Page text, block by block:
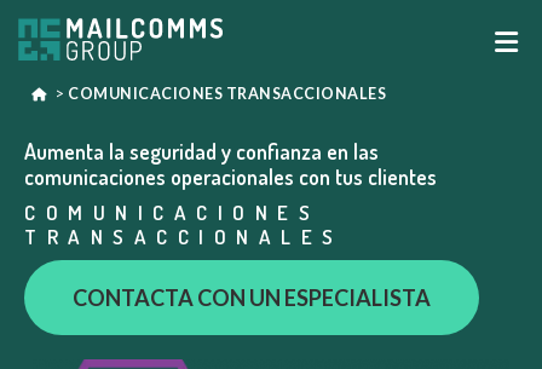
> COMUNICACIONES TRANSACCIONALES
Aumenta la seguridad y confianza en las
comunicaciones operacionales con tus clientes
COMUNICACIONES
TRANSACCIONALES
CONTACTA CON UN ESPECIALISTA